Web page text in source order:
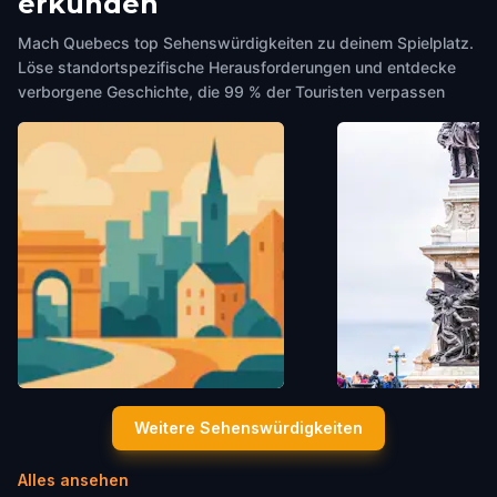
Mach Quebecs top Sehenswürdigkeiten zu deinem Spielplatz.
Löse standortspezifische Herausforderungen und entdecke
verborgene Geschichte, die 99 % der Touristen verpassen
Monument Dante-Alighieri
Monument
Champlain
Quebec
Weitere Sehenswürdigkeiten
Alles ansehen